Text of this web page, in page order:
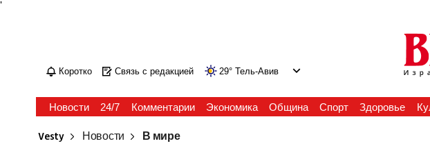
'
Коротко Связь с редакцией 29° Тель-Авив
Новости 24/7 Комментарии Экономика Община Спорт Здоровье
Vesty Новости В мире